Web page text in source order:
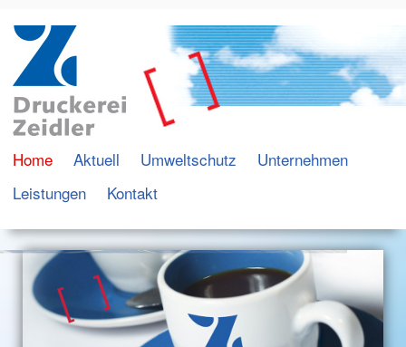
Home Aktuell Umweltschutz
Unternehmen
Leistungen
Kontakt